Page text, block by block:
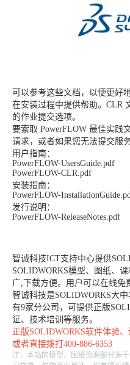
可以参考这些文档，以便更好
在安装过程中提供帮助。CLR
的作业提交选项。
要索取 PowerFLOW 最佳实践
请求，或者如果您无法提交服
用户指南：
PowerFLOW-UsersGuide.pdf
PowerFLOW-CLR.pdf
安装指南：
PowerFLOW-
发行说明：
PowerFLOW-ReleaseNotes.pdf
智诚科技ICT支持中心提供
SOLIDWORKS模型、图纸、
广,下载方便。用户可以在线免
智诚科技是SOLIDWORKS大
有9家分公司，可提供正版
证、技术培训等服务。
正版SOLIDWORKS软件体验
或者直接拨打400-886-6353
注：本站的模型、图纸资源部分源